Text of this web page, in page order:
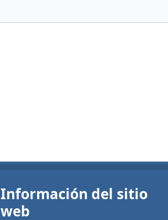
Información del sitio
web